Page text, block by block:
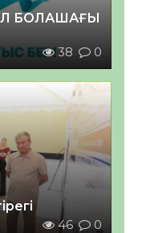
БОЛАШАҒЫ
38 0
46 0